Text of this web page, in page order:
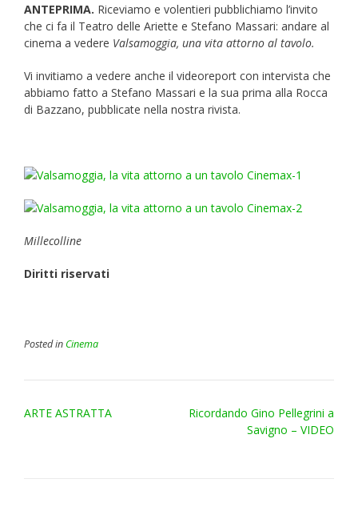
ANTEPRIMA. Riceviamo e volentieri pubblichiamo l’invito
che ci fa il Teatro delle Ariette e Stefano Massari: andare al
cinema a vedere Valsamoggia, una vita attorno al tavolo.
Vi invitiamo a vedere anche il videoreport con intervista che
abbiamo fatto a Stefano Massari e la sua prima alla Rocca
di Bazzano, pubblicate nella nostra rivista.
Millecolline
Diritti riservati
Posted in Cinema
Post
ARTE ASTRATTA
Ricordando Gino Pellegrini a
Savigno – VIDEO